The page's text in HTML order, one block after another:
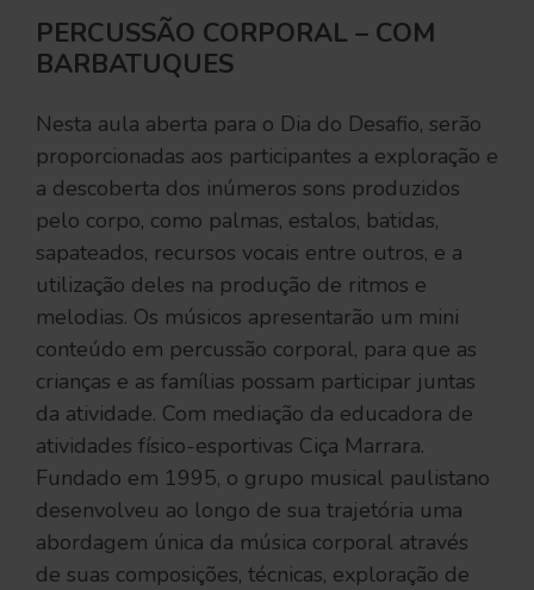
PERCUSSÃO CORPORAL – COM
BARBATUQUES
Nesta aula aberta para o Dia do Desafio, serão
proporcionadas aos participantes a exploração e
a descoberta dos inúmeros sons produzidos
pelo corpo, como palmas, estalos, batidas,
sapateados, recursos vocais entre outros, e a
utilização deles na produção de ritmos e
melodias. Os músicos apresentarão um mini
conteúdo em percussão corporal, para que as
crianças e as famílias possam participar juntas
da atividade. Com mediação da educadora de
atividades físico-esportivas Ciça Marrara.
Fundado em 1995, o grupo musical paulistano
desenvolveu ao longo de sua trajetória uma
abordagem única da música corporal através
de suas composições, técnicas, exploração de